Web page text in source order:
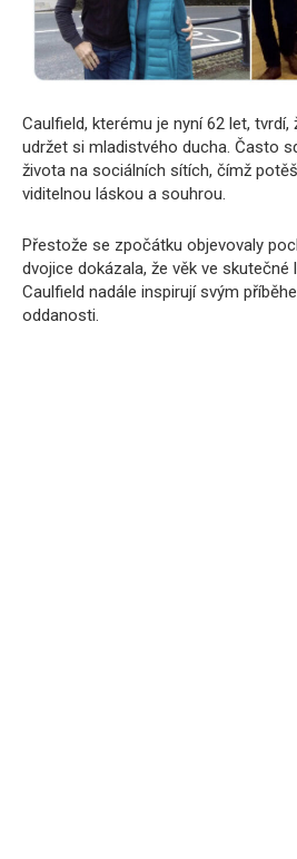
Caulfield, kterému je nyní 62 let,
udržet si mladistvého ducha. Často
života na sociálních sítích, čímž
viditelnou láskou a souhrou.
Přestože se zpočátku objevovaly
dvojice dokázala, že věk ve skutečné
Caulfield nadále inspirují svým
oddanosti.